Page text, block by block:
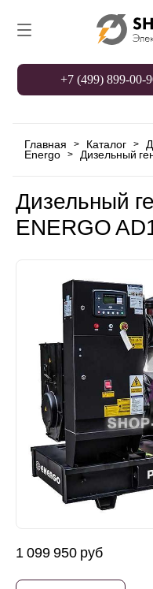
+7 (499) 899-00-
Главная > Каталог >
Energo > Дизельный
Дизельный
ENERGO
1 099 950 руб